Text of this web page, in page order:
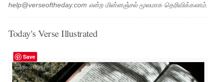
help@verseoftheday.com என்ற மின்னஞ்சல் மூலமாக தெரிவிக்கலாம்.
Today's Verse Illustrated
Save